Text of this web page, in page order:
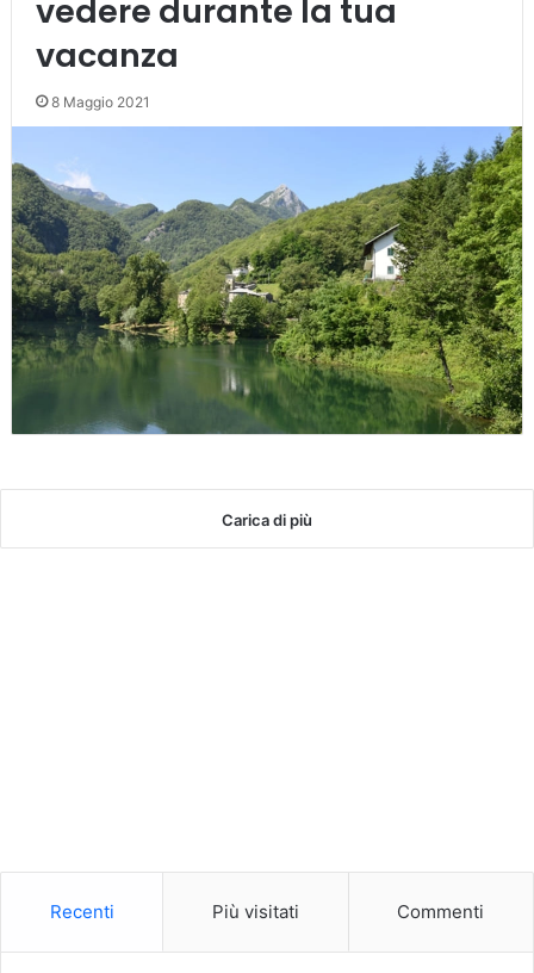
vedere durante la tua
vacanza
8 Maggio 2021
Carica di più
Recenti Più visitati Commenti